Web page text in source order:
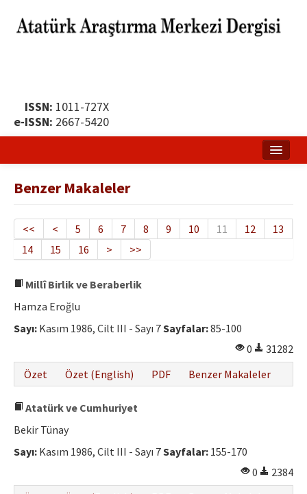
ISSN: 1011-727X
e-ISSN: 2667-5420
Yayın Politikası
Dergi Kurulları
Yayın İlkeleri
Etik İlkeler
Yazar Rehberi
Hakem Rehberi
Benzer Makaleler
<< < 5 6 7 8 9 10 11 12
13
14
15 16 > >>
Millî Birlik ve Beraberlik
Hamza Eroğlu
Sayı: Kasım 1986, Cilt III - Sayı 7Sayfalar:85-100
0
31282
Özet
Özet (English) PDF Benzer Makaleler
Atatürk ve Cumhuriyet
Bekir Tünay
Sayı: Kasım 1986, Cilt III - Sayı 7Sayfalar: 155-170
0
2384